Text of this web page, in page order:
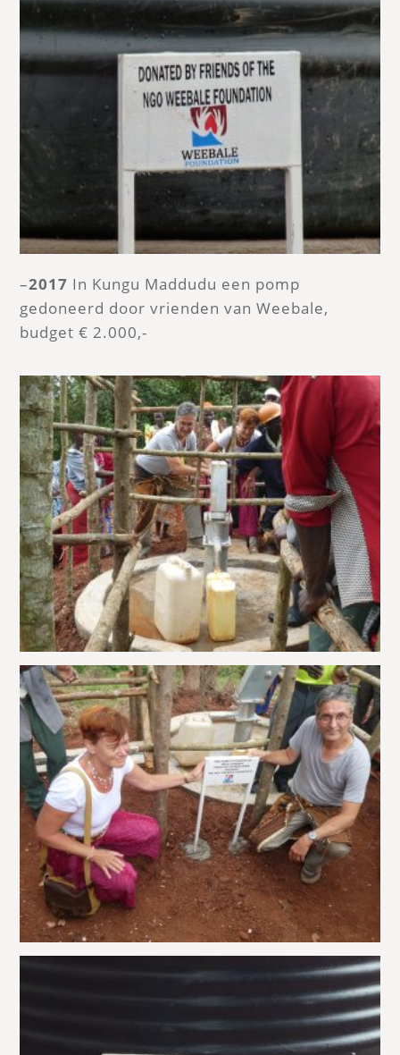
–2017 In Kungu Maddudu een pomp
gedoneerd door vrienden van Weebale,
budget € 2.000,-